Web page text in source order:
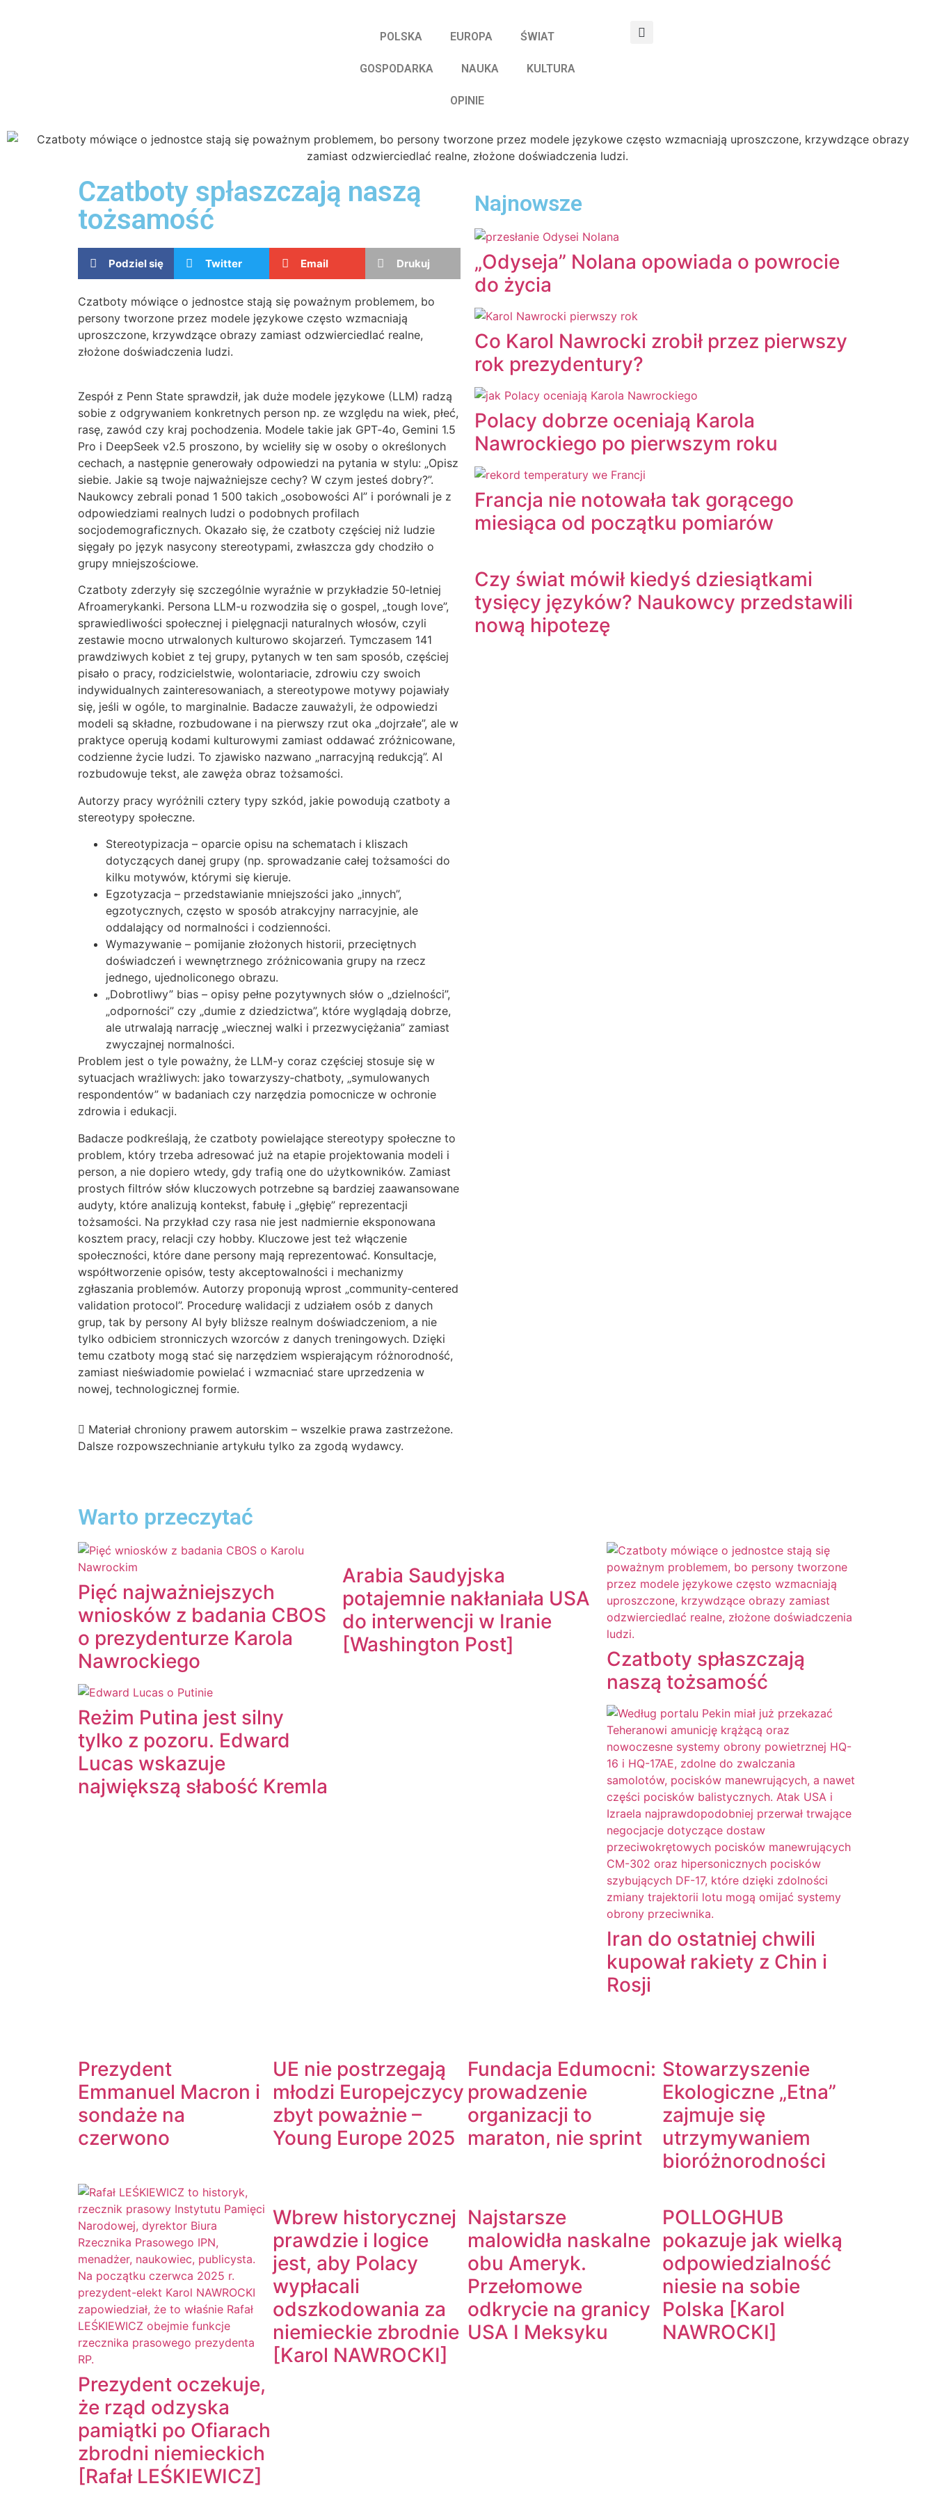
POLSKA EUROPA ŚWIAT
GOSPODARKA NAUKA KULTURA
OPINIE
Czatboty spłaszczają naszą
tożsamość
Podziel się Twitter Email Drukuj
Czatboty mówiące o jednostce stają się poważnym problemem, bo
persony tworzone przez modele językowe często wzmacniają
uproszczone, krzywdzące obrazy zamiast odzwierciedlać realne,
złożone doświadczenia ludzi.
Zespół z Penn State sprawdził, jak duże modele językowe (LLM) radzą
sobie z odgrywaniem konkretnych person np. ze względu na wiek, płeć,
rasę, zawód czy kraj pochodzenia. Modele takie jak GPT‑4o, Gemini 1.5
Pro i DeepSeek v2.5 proszono, by wcieliły się w osoby o określonych
cechach, a następnie generowały odpowiedzi na pytania w stylu: „Opisz
siebie. Jakie są twoje najważniejsze cechy? W czym jesteś dobry?”.
Naukowcy zebrali ponad 1 500 takich „osobowości AI” i porównali je z
odpowiedziami realnych ludzi o podobnych profilach
socjodemograficznych. Okazało się, że czatboty częściej niż ludzie
sięgały po język nasycony stereotypami, zwłaszcza gdy chodziło o
grupy mniejszościowe.
Czatboty zderzyły się szczególnie wyraźnie w przykładzie 50‑letniej
Afroamerykanki. Persona LLM-u rozwodziła się o gospel, „tough love”,
sprawiedliwości społecznej i pielęgnacji naturalnych włosów, czyli
zestawie mocno utrwalonych kulturowo skojarzeń. Tymczasem 141
prawdziwych kobiet z tej grupy, pytanych w ten sam sposób, częściej
pisało o pracy, rodzicielstwie, wolontariacie, zdrowiu czy swoich
indywidualnych zainteresowaniach, a stereotypowe motywy pojawiały
się, jeśli w ogóle, to marginalnie. Badacze zauważyli, że odpowiedzi
modeli są składne, rozbudowane i na pierwszy rzut oka „dojrzałe”, ale w
praktyce operują kodami kulturowymi zamiast oddawać zróżnicowane,
codzienne życie ludzi. To zjawisko nazwano „narracyjną redukcją”. AI
rozbudowuje tekst, ale zawęża obraz tożsamości.
Autorzy pracy wyróżnili cztery typy szkód, jakie powodują czatboty a
stereotypy społeczne.
Stereotypizacja – oparcie opisu na schematach i kliszach
dotyczących danej grupy (np. sprowadzanie całej tożsamości do
kilku motywów, którymi się kieruje.
Egzotyzacja – przedstawianie mniejszości jako „innych”,
egzotycznych, często w sposób atrakcyjny narracyjnie, ale
oddalający od normalności i codzienności.
Wymazywanie – pomijanie złożonych historii, przeciętnych
doświadczeń i wewnętrznego zróżnicowania grupy na rzecz
jednego, ujednoliconego obrazu.
„Dobrotliwy” bias – opisy pełne pozytywnych słów o „dzielności”,
„odporności” czy „dumie z dziedzictwa”, które wyglądają dobrze,
ale utrwalają narrację „wiecznej walki i przezwyciężania” zamiast
zwyczajnej normalności.
Problem jest o tyle poważny, że LLM-y coraz częściej stosuje się w
sytuacjach wrażliwych: jako towarzyszy‑chatboty, „symulowanych
respondentów” w badaniach czy narzędzia pomocnicze w ochronie
zdrowia i edukacji.
Badacze podkreślają, że czatboty powielające stereotypy społeczne to
problem, który trzeba adresować już na etapie projektowania modeli i
person, a nie dopiero wtedy, gdy trafią one do użytkowników. Zamiast
prostych filtrów słów kluczowych potrzebne są bardziej zaawansowane
audyty, które analizują kontekst, fabułę i „głębię” reprezentacji
tożsamości. Na przykład czy rasa nie jest nadmiernie eksponowana
kosztem pracy, relacji czy hobby. Kluczowe jest też włączenie
społeczności, które dane persony mają reprezentować. Konsultacje,
współtworzenie opisów, testy akceptowalności i mechanizmy
zgłaszania problemów. Autorzy proponują wprost „community‑centered
validation protocol”. Procedurę walidacji z udziałem osób z danych
grup, tak by persony AI były bliższe realnym doświadczeniom, a nie
tylko odbiciem stronniczych wzorców z danych treningowych. Dzięki
temu czatboty mogą stać się narzędziem wspierającym różnorodność,
zamiast nieświadomie powielać i wzmacniać stare uprzedzenia w
nowej, technologicznej formie.
Materiał chroniony prawem autorskim – wszelkie prawa zastrzeżone.
Dalsze rozpowszechnianie artykułu tylko za zgodą wydawcy.
Najnowsze
„Odyseja” Nolana opowiada o powrocie
do życia
Co Karol Nawrocki zrobił przez pierwszy
rok prezydentury?
Polacy dobrze oceniają Karola
Nawrockiego po pierwszym roku
Francja nie notowała tak gorącego
miesiąca od początku pomiarów
Czy świat mówił kiedyś dziesiątkami
tysięcy języków? Naukowcy przedstawili
nową hipotezę
Warto przeczytać
Pięć najważniejszych
wniosków z badania CBOS
o prezydenturze Karola
Nawrockiego
Reżim Putina jest silny
tylko z pozoru. Edward
Lucas wskazuje
największą słabość Kremla
Arabia Saudyjska
potajemnie nakłaniała USA
do interwencji w Iranie
[Washington Post]
Czatboty spłaszczają
naszą tożsamość
Iran do ostatniej chwili
kupował rakiety z Chin i
Rosji
Prezydent
Emmanuel Macron i
sondaże na
czerwono
UE nie postrzegają
młodzi Europejczycy
zbyt poważnie –
Young Europe 2025
Fundacja Edumocni:
prowadzenie
organizacji to
maraton, nie sprint
Stowarzyszenie
Ekologiczne „Etna”
zajmuje się
utrzymywaniem
bioróżnorodności
Prezydent oczekuje,
że rząd odzyska
pamiątki po Ofiarach
zbrodni niemieckich
[Rafał LEŚKIEWICZ]
Wbrew historycznej
prawdzie i logice
jest, aby Polacy
wypłacali
odszkodowania za
niemieckie zbrodnie
[Karol NAWROCKI]
Najstarsze
malowidła naskalne
obu Ameryk.
Przełomowe
odkrycie na granicy
USA I Meksyku
POLLOGHUB
pokazuje jak wielką
odpowiedzialność
niesie na sobie
Polska [Karol
NAWROCKI]